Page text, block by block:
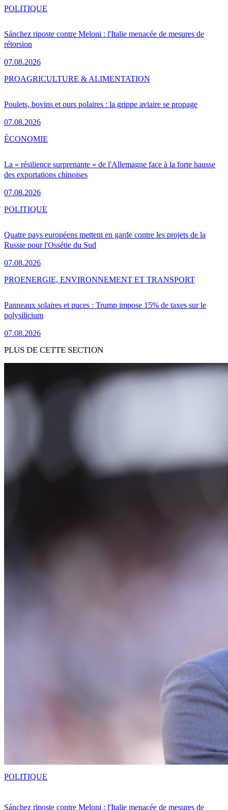
Sánchez riposte contre Meloni : l'Italie menacée de mesures de
rétorsion
07.08.2026
POLITIQUE
Poulets, bovins et ours polaires : la grippe aviaire se propage
07.08.2026
PROAGRICULTURE & ALIMENTATION
La « résilience surprenante » de l'Allemagne face à la forte hausse
des exportations chinoises
07.08.2026
ÉCONOMIE
Quatre pays européens mettent en garde contre les projets de la
Russie pour l'Ossétie du Sud
07.08.2026
POLITIQUE
Panneaux solaires et puces : Trump impose 15% de taxes sur le
polysilicium
07.08.2026
PROENERGIE, ENVIRONNEMENT ET TRANSPORT
PLUS DE CETTE SECTION
Sánchez riposte contre Meloni : l'Italie menacée de mesures de
POLITIQUE